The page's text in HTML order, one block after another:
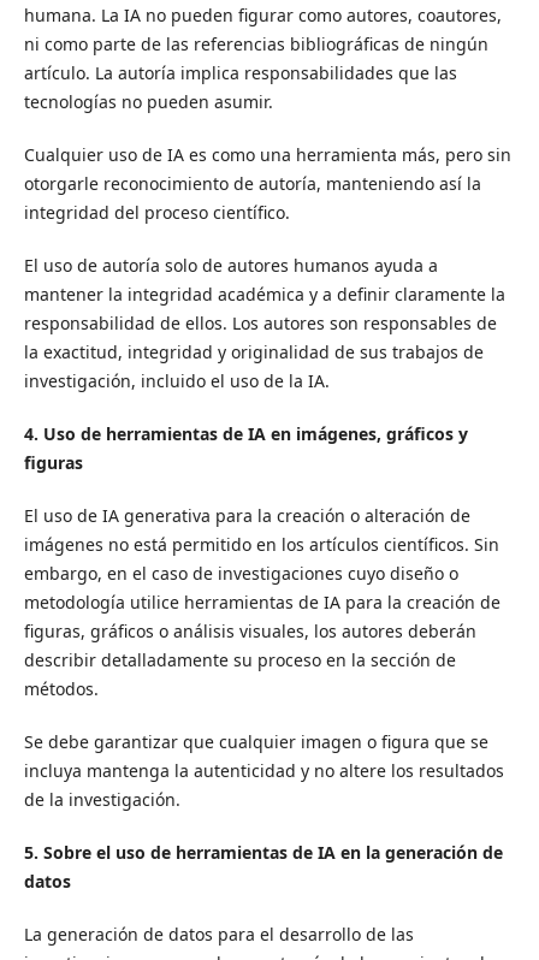
humana. La IA no pueden figurar como autores, coautores,
ni como parte de las referencias bibliográficas de ningún
artículo. La autoría implica responsabilidades que las
tecnologías no pueden asumir.
Cualquier uso de IA es como una herramienta más, pero sin
otorgarle reconocimiento de autoría, manteniendo así la
integridad del proceso científico.
El uso de autoría solo de autores humanos ayuda a
mantener la integridad académica y a definir claramente la
responsabilidad de ellos. Los autores son responsables de
la exactitud, integridad y originalidad de sus trabajos de
investigación, incluido el uso de la IA.
4. Uso de herramientas de IA en imágenes, gráficos y
figuras
El uso de IA generativa para la creación o alteración de
imágenes no está permitido en los artículos científicos. Sin
embargo, en el caso de investigaciones cuyo diseño o
metodología utilice herramientas de IA para la creación de
figuras, gráficos o análisis visuales, los autores deberán
describir detalladamente su proceso en la sección de
métodos.
Se debe garantizar que cualquier imagen o figura que se
incluya mantenga la autenticidad y no altere los resultados
de la investigación.
5. Sobre el uso de herramientas de IA en la generación de
datos
La generación de datos para el desarrollo de las